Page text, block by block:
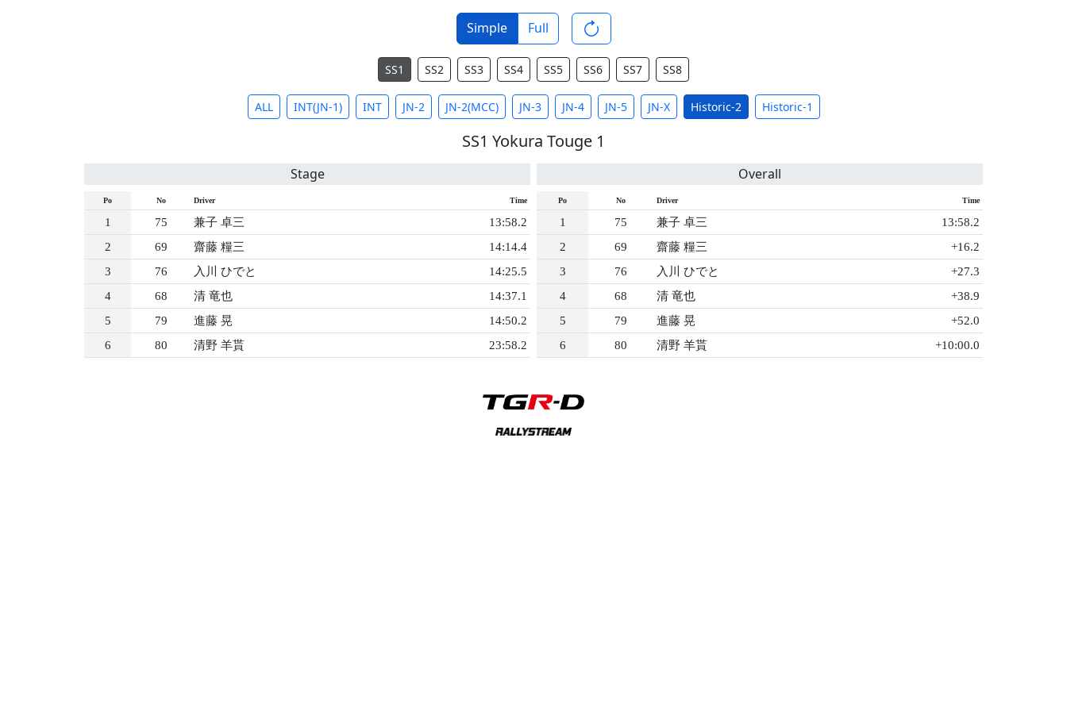
Simple Full
SS1 SS2 SS3 SS4 SS5 SS6 SS7 SS8
ALL INT(JN-1) INT JN-2 JN-2(MCC) JN-3 JN-4 JN-5 JN-X Historic-2 Historic-1
SS1 Yokura Touge 1
Stage
Po No Driver Time
1 75 兼子 卓三
13:58.2
2
69 齋藤 糧三
14:14.4
3
76 入川 ひでと
14:25.5
4
68 清 竜也
14:37.1
5
79 進藤 晃
14:50.2
6
80 清野 羊貰 23:58.2
Overall
Po No Driver Time
1 75 兼子 卓三
13:58.2
2
69 齋藤 糧三
+16.2
3
76 入川 ひでと
+27.3
4
68 清 竜也
+38.9
5
79 進藤 晃
+52.0
6
80 清野 羊貰 +10:00.0